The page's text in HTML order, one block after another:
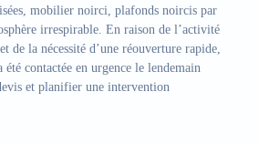
mobilier noirci, plafonds noircis par
irrespirable. En raison de l’activité
de la nécessité d’une réouverture rapide,
contactée en urgence le lendemain
et planifier une intervention